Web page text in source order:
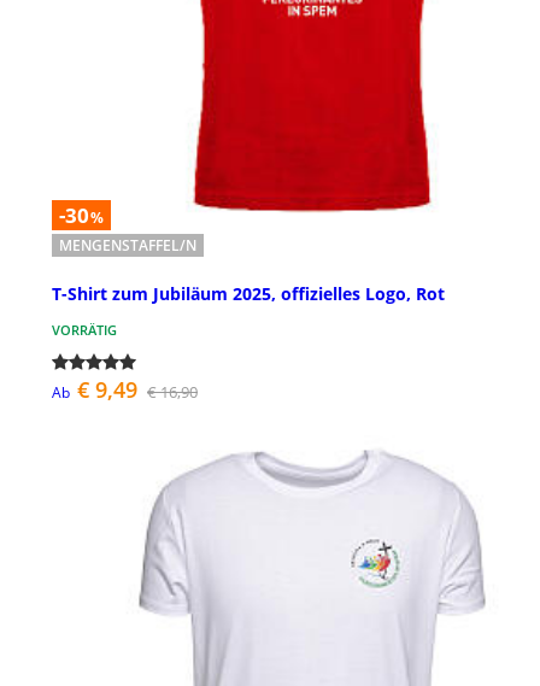
-30%
MENGENSTAFFEL/N
T-Shirt zum Jubiläum 2025, offizielles Logo, Rot
VORRÄTIG
Ab € 9,49 € 16,90